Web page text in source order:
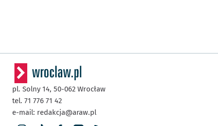
pl. Solny 14, 50-062 Wrocław
tel. 71 776 71 42
e-mail: redakcja@araw.pl